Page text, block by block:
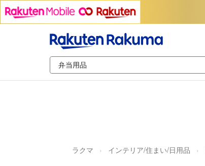
ラクマ インテリア/住まい/日用品